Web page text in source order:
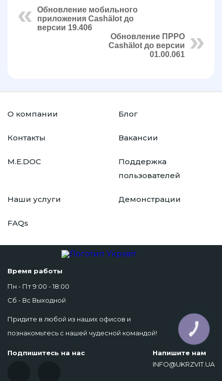
Обновление мобильного
приложения Cashӓlot до
версии 19.406
Обновление ПРРО
Cashӓlot до версии
01.00.061
О компании Блог
Контакты Вакансии
M.E.DOC
Поддержка
пользователей
Наши услуги Демонстрации
FAQs
Время работы
Пн - Пт 9:00 - 18:00
Сб - Вс Выходной
Придите в любой из наших офисов и
познакомьтесь с нашей чудесной командой!
Подпишитесь на нас
Напишите нам
INFO@UKRZVIT.UA
КНОПКА
СВЯЗИ